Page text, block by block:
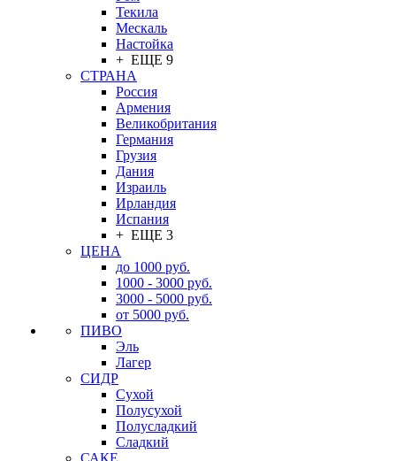
Текила
Мескаль
Настойка
+ ЕЩЕ 9
СТРАНА
Россия
Армения
Великобритания
Германия
Грузия
Дания
Израиль
Ирландия
Испания
+ ЕЩЕ 3
ЦЕНА
до 1000 руб.
1000 - 3000 руб.
3000 - 5000 руб.
от 5000 руб.
ПИВО
Эль
Лагер
СИДР
Сухой
Полусухой
Полусладкий
Сладкий
САКЕ